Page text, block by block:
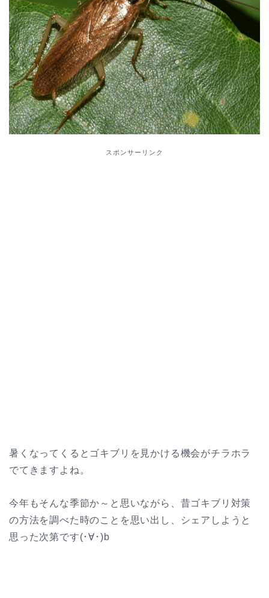
スポンサーリンク
暑くなってくるとゴキブリを見かける機会がチラホラ
でてきますよね。
今年もそんな季節か～と思いながら、昔ゴキブリ対策
の方法を調べた時のことを思い出し、シェアしようと
思った次第です(･∀･)b